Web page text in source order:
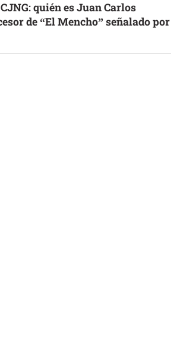
quién es Juan Carlos
de “El Mencho” señalado por